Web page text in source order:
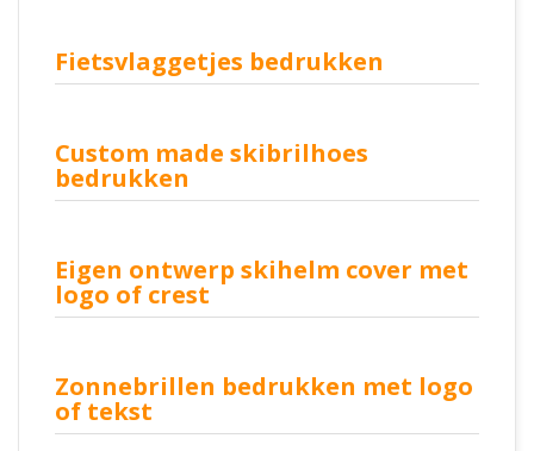
Fietsvlaggetjes bedrukken
Custom made skibrilhoes
bedrukken
Eigen ontwerp skihelm cover met
logo of crest
Zonnebrillen bedrukken met logo
of tekst